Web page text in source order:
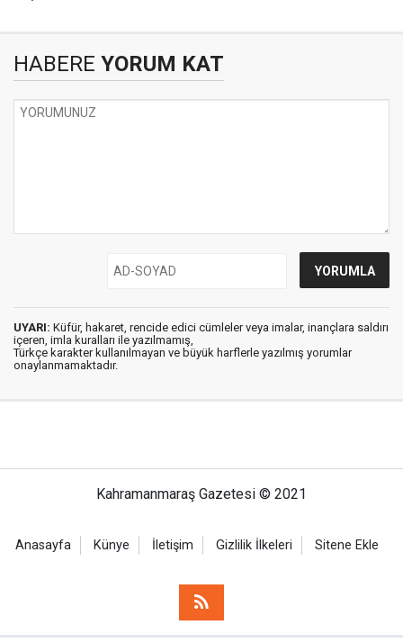
HABERE YORUM KAT
UYARI: Küfür, hakaret, rencide edici cümleler veya imalar, inançlara saldırı
içeren, imla kuralları ile yazılmamış,
Türkçe karakter kullanılmayan ve büyük harflerle yazılmış yorumlar
onaylanmamaktadır.
Kahramanmaraş Gazetesi © 2021
Anasayfa Künye İletişim Gizlilik İlkeleri Sitene Ekle